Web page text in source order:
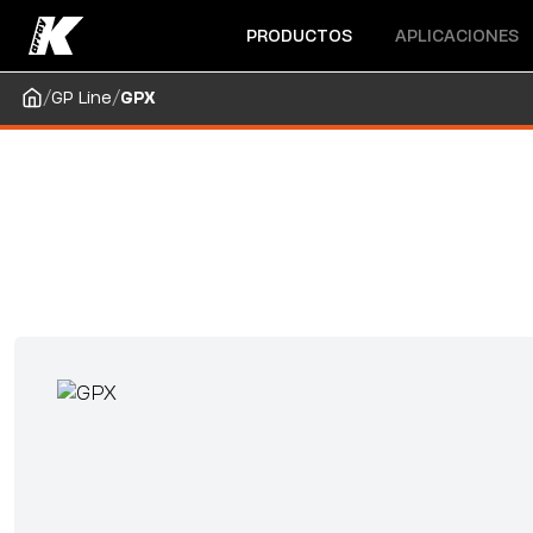
Abrir menú
PRODUCTOS Abrir menú
APLICACIONES
/GP Line/GPX